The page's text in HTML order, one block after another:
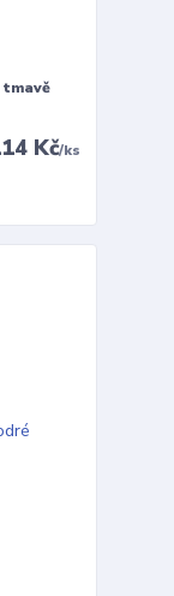
tmavě
Kč/ks